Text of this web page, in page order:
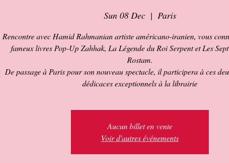
Sun 08 Dec
  |
Paris
Rencontre avec Hamid Rahmanian artiste américano-iranien, vous
fameux livres Pop-Up Zahhak, La Légende du Roi Serpent et Les
Rostam.
De passage à Paris pour son nouveau spectacle, il participera à ces
dédicaces exceptionnels à la librairie
Aucun billet en vente
Voir d'autres événements